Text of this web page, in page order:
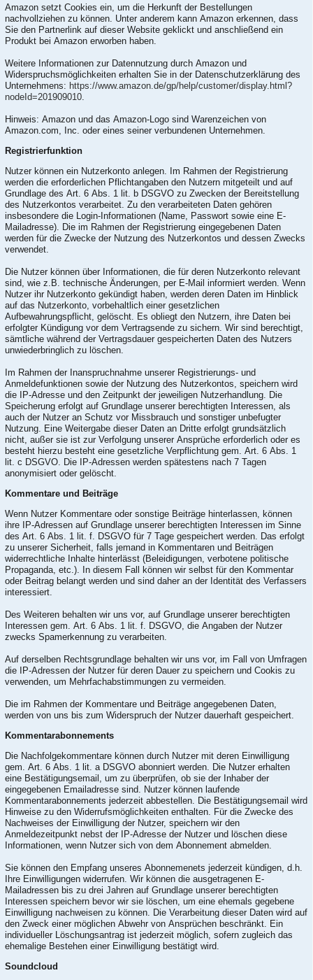
Amazon setzt Cookies ein, um die Herkunft der Bestellungen
nachvollziehen zu können. Unter anderem kann Amazon erkennen, dass
Sie den Partnerlink auf dieser Website geklickt und anschließend ein
Produkt bei Amazon erworben haben.
Weitere Informationen zur Datennutzung durch Amazon und
Widerspruchsmöglichkeiten erhalten Sie in der Datenschutzerklärung des
Unternehmens: https://www.amazon.de/gp/help/customer/display.html?
nodeId=201909010
Hinweis: Amazon und das Amazon-Logo sind Warenzeichen von
Amazon.com, Inc. oder eines seiner verbundenen Unternehmen.
Registrierfunktion
Nutzer können ein Nutzerkonto anlegen. Im Rahmen der Registrierung
werden die erforderlichen Pflichtangaben den Nutzern mitgeteilt und auf
Grundlage des Art. 6 Abs. 1 lit. b DSGVO zu Zwecken der Bereitstellung
des Nutzerkontos verarbeitet. Zu den verarbeiteten Daten gehören
insbesondere die Login-Informationen (Name, Passwort sowie eine E-
Mailadresse). Die im Rahmen der Registrierung eingegebenen Daten
werden für die Zwecke der Nutzung des Nutzerkontos und dessen Zwecks
verwendet.
Die Nutzer können über Informationen, die für deren Nutzerkonto relevant
sind, wie z.B. technische Änderungen, per E-Mail informiert werden. Wenn
Nutzer ihr Nutzerkonto gekündigt haben, werden deren Daten im Hinblick
auf das Nutzerkonto, vorbehaltlich einer gesetzlichen
Aufbewahrungspflicht, gelöscht. Es obliegt den Nutzern, ihre Daten bei
erfolgter Kündigung vor dem Vertragsende zu sichern. Wir sind berechtigt,
sämtliche während der Vertragsdauer gespeicherten Daten des Nutzers
unwiederbringlich zu löschen.
Im Rahmen der Inanspruchnahme unserer Registrierungs- und
Anmeldefunktionen sowie der Nutzung des Nutzerkontos, speichern wird
die IP-Adresse und den Zeitpunkt der jeweiligen Nutzerhandlung. Die
Speicherung erfolgt auf Grundlage unserer berechtigten Interessen, als
auch der Nutzer an Schutz vor Missbrauch und sonstiger unbefugter
Nutzung. Eine Weitergabe dieser Daten an Dritte erfolgt grundsätzlich
nicht, außer sie ist zur Verfolgung unserer Ansprüche erforderlich oder es
besteht hierzu besteht eine gesetzliche Verpflichtung gem. Art. 6 Abs. 1
lit. c DSGVO. Die IP-Adressen werden spätestens nach 7 Tagen
anonymisiert oder gelöscht.
Kommentare und Beiträge
Wenn Nutzer Kommentare oder sonstige Beiträge hinterlassen, können
ihre IP-Adressen auf Grundlage unserer berechtigten Interessen im Sinne
des Art. 6 Abs. 1 lit. f. DSGVO für 7 Tage gespeichert werden. Das erfolgt
zu unserer Sicherheit, falls jemand in Kommentaren und Beiträgen
widerrechtliche Inhalte hinterlässt (Beleidigungen, verbotene politische
Propaganda, etc.). In diesem Fall können wir selbst für den Kommentar
oder Beitrag belangt werden und sind daher an der Identität des Verfassers
interessiert.
Des Weiteren behalten wir uns vor, auf Grundlage unserer berechtigten
Interessen gem. Art. 6 Abs. 1 lit. f. DSGVO, die Angaben der Nutzer
zwecks Spamerkennung zu verarbeiten.
Auf derselben Rechtsgrundlage behalten wir uns vor, im Fall von Umfragen
die IP-Adressen der Nutzer für deren Dauer zu speichern und Cookis zu
verwenden, um Mehrfachabstimmungen zu vermeiden.
Die im Rahmen der Kommentare und Beiträge angegebenen Daten,
werden von uns bis zum Widerspruch der Nutzer dauerhaft gespeichert.
Kommentarabonnements
Die Nachfolgekommentare können durch Nutzer mit deren Einwilligung
gem. Art. 6 Abs. 1 lit. a DSGVO abonniert werden. Die Nutzer erhalten
eine Bestätigungsemail, um zu überprüfen, ob sie der Inhaber der
eingegebenen Emailadresse sind. Nutzer können laufende
Kommentarabonnements jederzeit abbestellen. Die Bestätigungsemail wird
Hinweise zu den Widerrufsmöglichkeiten enthalten. Für die Zwecke des
Nachweises der Einwilligung der Nutzer, speichern wir den
Anmeldezeitpunkt nebst der IP-Adresse der Nutzer und löschen diese
Informationen, wenn Nutzer sich von dem Abonnement abmelden.
Sie können den Empfang unseres Abonnemenets jederzeit kündigen, d.h.
Ihre Einwilligungen widerrufen. Wir können die ausgetragenen E-
Mailadressen bis zu drei Jahren auf Grundlage unserer berechtigten
Interessen speichern bevor wir sie löschen, um eine ehemals gegebene
Einwilligung nachweisen zu können. Die Verarbeitung dieser Daten wird auf
den Zweck einer möglichen Abwehr von Ansprüchen beschränkt. Ein
individueller Löschungsantrag ist jederzeit möglich, sofern zugleich das
ehemalige Bestehen einer Einwilligung bestätigt wird.
Soundcloud